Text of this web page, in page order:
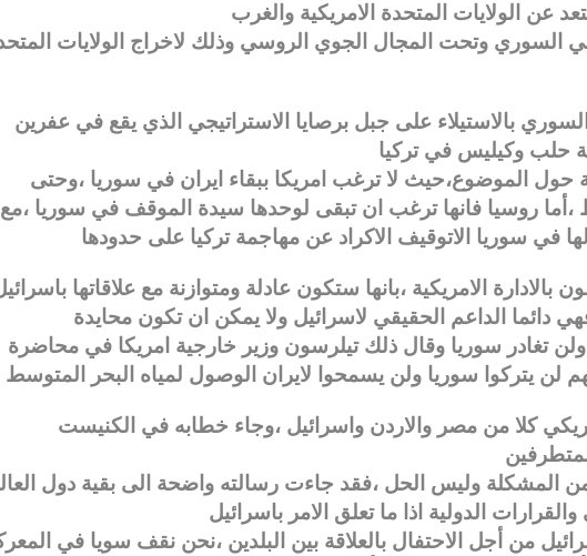
السوري وتحت المجال الجوي الروسي وذلك لاخراج الولايات
بالاستيلاء على جبل برصايا الاستراتيجي الذي يقع في عفرين
حول الموضوع،حيث لا ترغب امريكا ببقاء ايران في سوريا ،وحتى
،أما روسيا فانها ترغب ان تبقى لوحدها سيدة الموقف في سوريا ،مع
الامريكية ،بانها ستكون عادلة ومتوازنة مع علاقاتها
ولن تغادر سوريا وقال ذلك تيلرسون وزير خارجية امريكا في محاضرة
كلا من مصر والاردن واسرائيل ،وجاء خطابه في الكنيست
من المشكلة وليس الحل ،فقد جاءت رسالته واضحة الى بقية دول
من أجل الاحتفال بالعلاقة بين البلدين ،نحن نقف سويا في